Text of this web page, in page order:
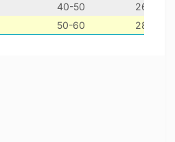
40-50
26-36
50-60 28-38